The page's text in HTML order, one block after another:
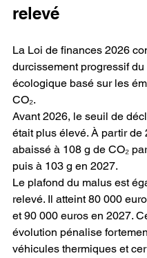
relevé
La Loi de finances 2026
durcissement progressif
écologique basé sur les
CO₂.
Avant 2026, le seuil de
était plus élevé. À partir de
abaissé à 108 g de CO₂
puis à 103 g en 2027.
Le plafond du malus est
relevé. Il atteint 80 000
et 90 000 euros en 2027.
évolution pénalise
véhicules thermiques et